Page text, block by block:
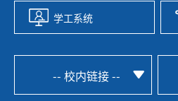
学工系统
-- 校内链接 --